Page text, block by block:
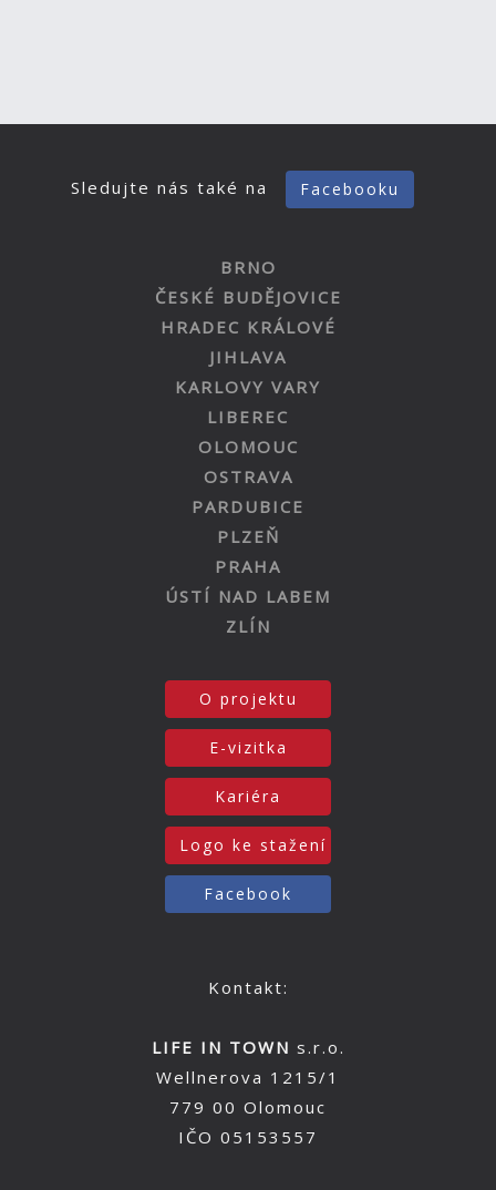
Sledujte nás také na Facebooku
BRNO
ČESKÉ BUDĚJOVICE
HRADEC KRÁLOVÉ
JIHLAVA
KARLOVY VARY
LIBEREC
OLOMOUC
OSTRAVA
PARDUBICE
PLZEŇ
PRAHA
ÚSTÍ NAD LABEM
ZLÍN
O projektu
E-vizitka
Kariéra
Logo ke stažení
Facebook
Kontakt:
LIFE IN TOWN s.r.o.
Wellnerova 1215/1
779 00 Olomouc
IČO 05153557